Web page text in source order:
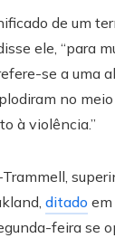
de um
ele, “para
se a uma
no
à violência.”
ditado em
feira se